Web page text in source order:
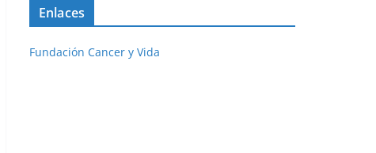
Enlaces
Fundación Cancer y Vida